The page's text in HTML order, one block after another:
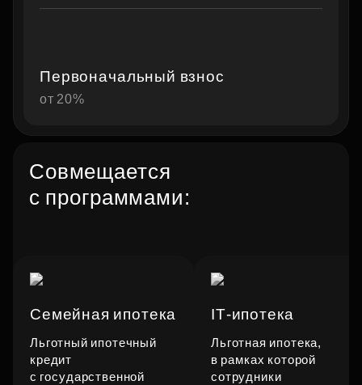
Первоначальный взнос
от 20%
Совмещается
с программами:
Семейная ипотека
Льготный ипотечный
кредит
с государственной
IT‑ипотека
Льготная ипотека,
в рамках которой
сотрудники